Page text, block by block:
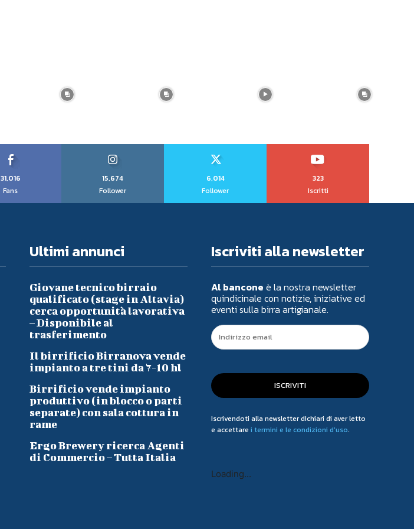
31,016
Fans
15,674
Follower
6,014
Follower
323
Iscritti
Ultimi annunci
Giovane tecnico birraio
qualificato (stage in Altavia)
cerca opportunità lavorativa
– Disponibile al
trasferimento
Il birrificio Birranova vende
impianto a tre tini da 7-10 hl
Birrificio vende impianto
produttivo (in blocco o parti
separate) con sala cottura in
rame
Ergo Brewery ricerca Agenti
di Commercio – Tutta Italia
Iscriviti alla newsletter
Al bancone è la nostra newsletter
quindicinale con notizie, iniziative ed
eventi sulla birra artigianale.
ISCRIVITI
Iscrivendoti alla newsletter dichiari di aver letto
e accettare i termini e le condizioni d'uso.
Loading...